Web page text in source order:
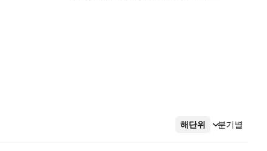
해단위 분기별
더보기